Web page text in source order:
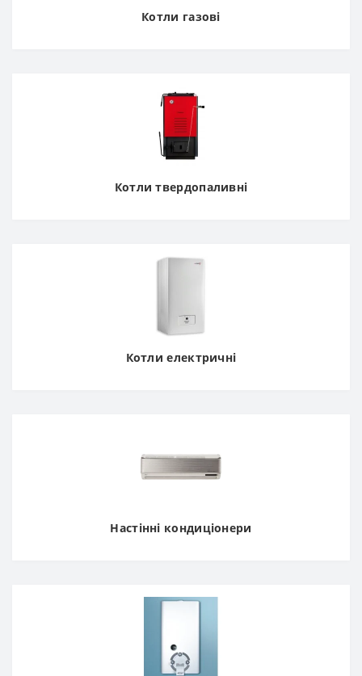
Котли газові
Котли твердопаливні
Котли електричні
Настінні кондиціонери